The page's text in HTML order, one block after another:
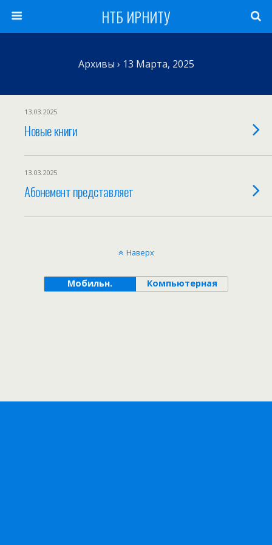
НТБ ИРНИТУ
Архивы › 13 Марта, 2025
13.03.2025
Новые книги
13.03.2025
Абонемент представляет
Наверх
Мобильн. Компьютерная